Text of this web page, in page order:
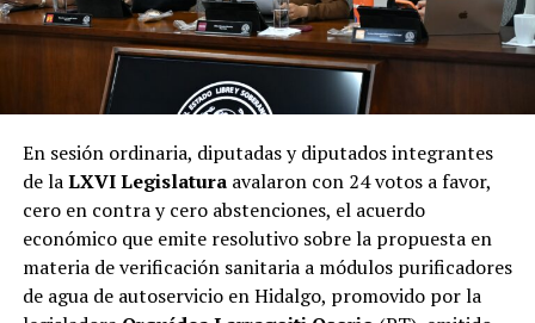
En sesión ordinaria, diputadas y diputados integrantes
de laLXVI Legislaturaavalaron con 24 votos a favor,
cero en contra y cero abstenciones, el acuerdo
económico que emite resolutivo sobre la propuesta en
materia de verificación sanitaria a módulos purificadores
de agua de autoservicio en Hidalgo, promovido por la